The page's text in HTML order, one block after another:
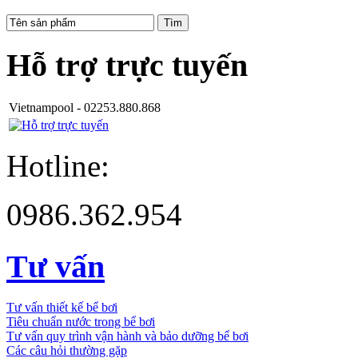
Hỗ trợ trực tuyến
Vietnampool - 02253.880.868
Hotline:
0986.362.954
Tư vấn
Tư vấn thiết kế bể bơi
Tiêu chuẩn nước trong bể bơi
Tư vấn quy trình vận hành và bảo dưỡng bể bơi
Các câu hỏi thường gặp